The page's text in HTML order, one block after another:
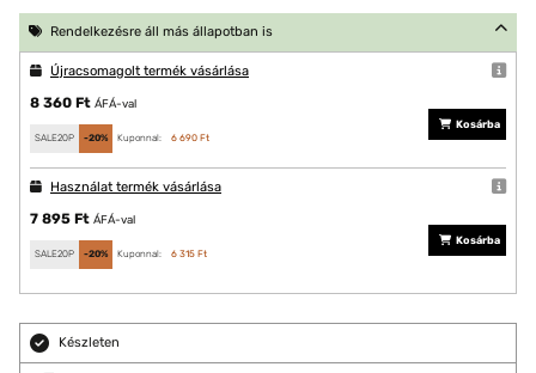
Rendelkezésre áll más állapotban is
Újracsomagolt termék vásárlása
8 360 Ft ÁFÁ-val
SALE20P -20% Kuponnal: 6 690 Ft
Kosárba
Használat termék vásárlása
7 895 Ft ÁFÁ-val
SALE20P -20% Kuponnal: 6 315 Ft
Kosárba
Készleten